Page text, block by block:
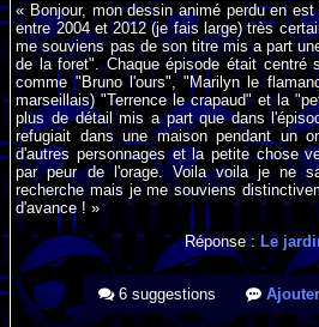
« Bonjour, mon dessin animé perdu en
entre 2004 et 2012 (je fais large) très
me souviens pas de son titre mis a part
de la foret". Chaque épisode était centré
comme "Bruno l'ours", "Marilyn le
marseillais) "Terrence le crapaud" et la
plus de détail mis a part que dans
refugiait dans une maison pendant un
d'autres personnages et la petite chose
par peur de l'orage. Voila voila je ne
recherche mais je me souviens
d'avance ! »
Réponse : Le
6 suggestions